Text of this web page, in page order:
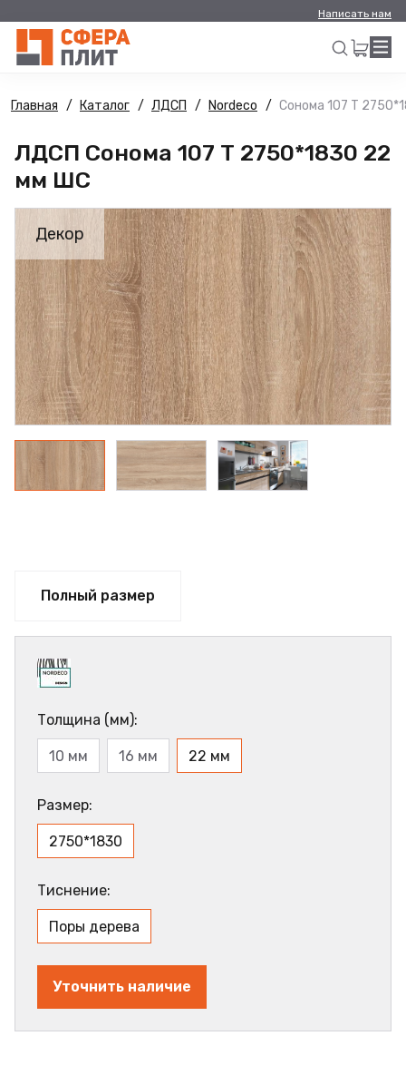
Написать нам
Искать
Главная Каталог ЛДСП Nordeco Сонома 107 Т
ЛДСП Сонома 107 Т 2750*1830 22
мм ШС
Декор
Полный размер
Толщина (мм):
10 мм 16 мм 22 мм
Размер:
2750*1830
Тиснение:
Поры дерева
Уточнить наличие